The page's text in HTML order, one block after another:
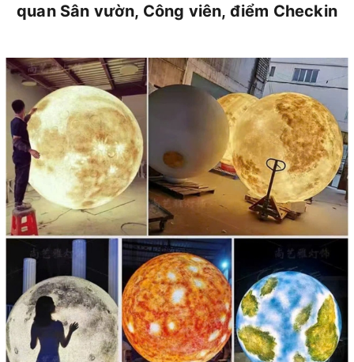
quan Sân vườn, Công viên, điểm Checkin